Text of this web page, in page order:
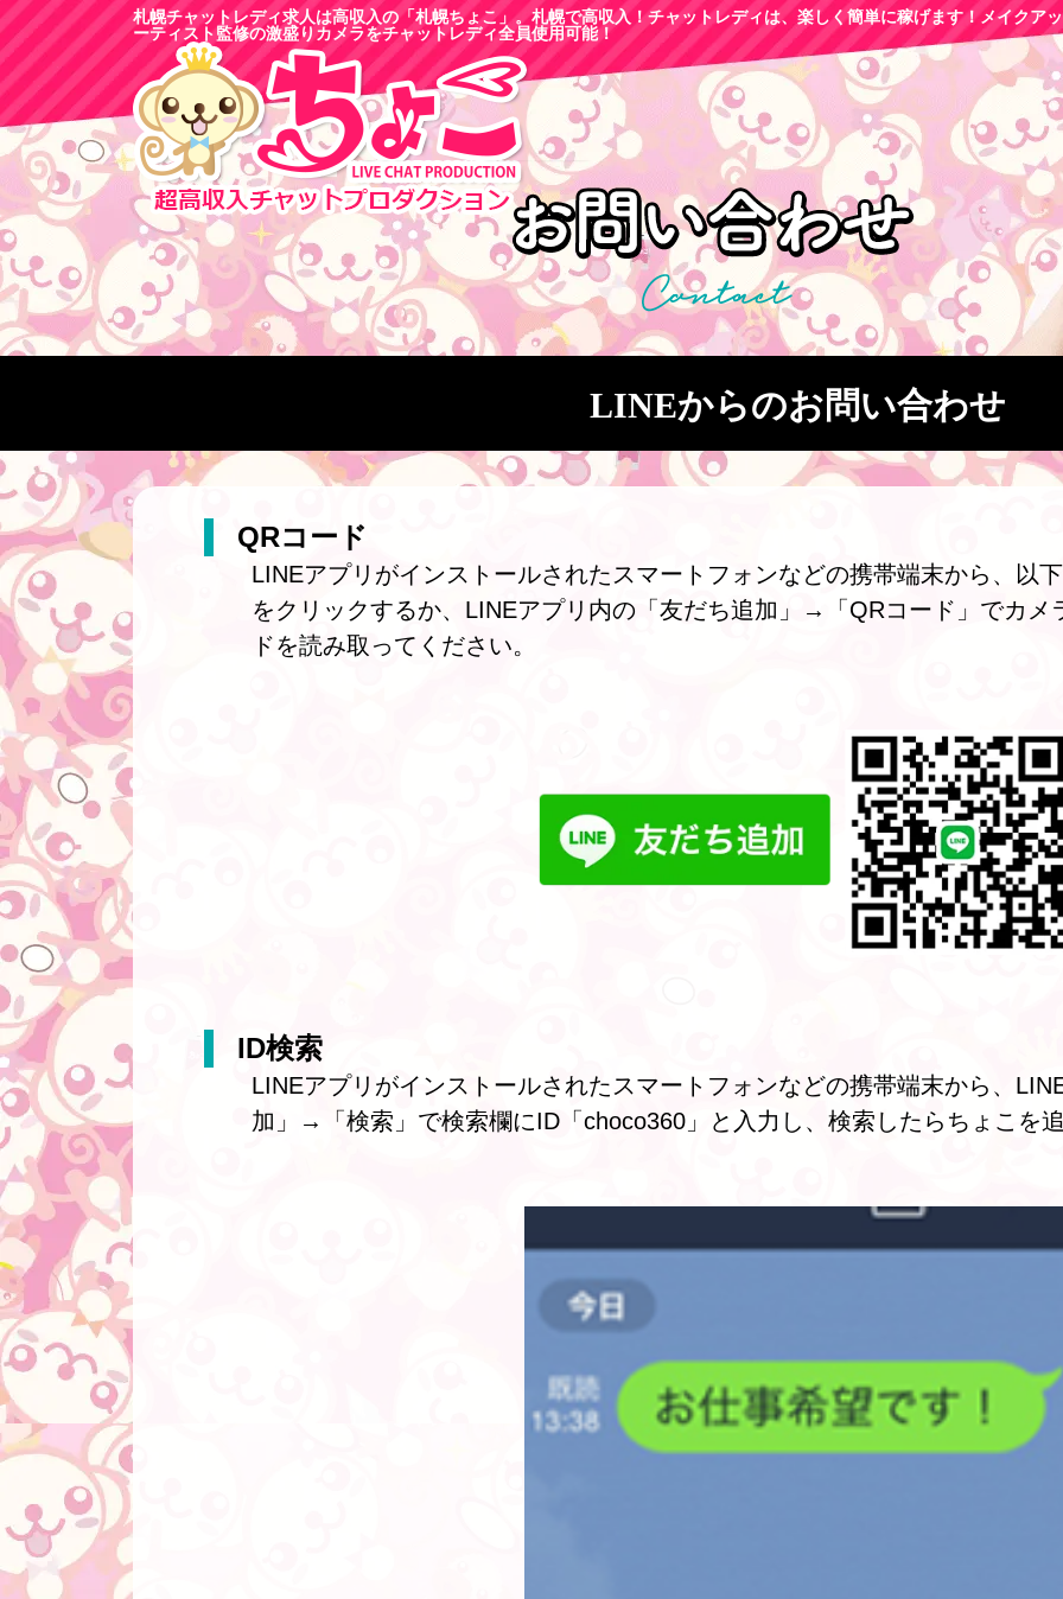
札幌チャットレディ求人は高収入の「札幌ちょこ」。札幌で高収入！チャットレディは、楽しく簡単に稼げます！メイクア
ーティスト監修の激盛りカメラをチャットレディ全員使用可能！
LINEからのお問い合わせ
QRコード
LINEアプリがインストールされたスマートフォンなどの携帯端末から、以
をクリックするか、LINEアプリ内の「友だち追加」→「QRコード」でカメ
ドを読み取ってください。
ID検索
LINEアプリがインストールされたスマートフォンなどの携帯端末から、
加」→「検索」で検索欄にID「choco360」と入力し、検索したらちょこを